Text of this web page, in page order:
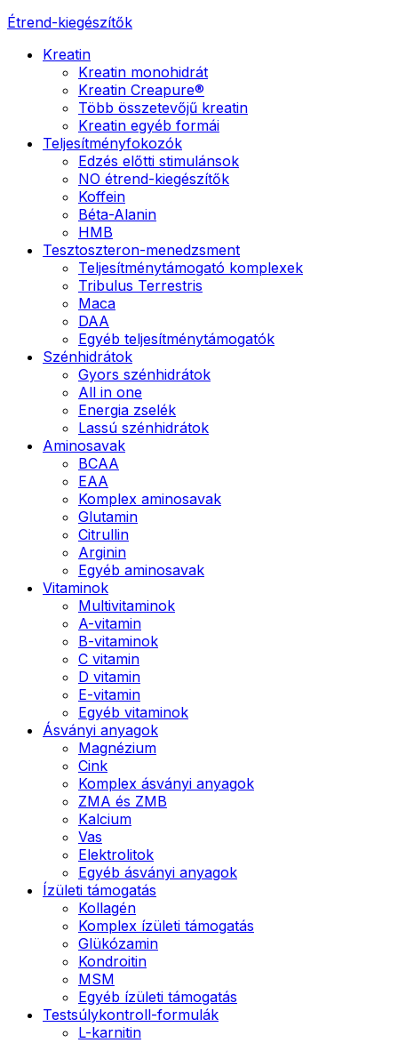
Étrend-kiegészítők
Kreatin
Kreatin monohidrát
Kreatin Creapure®
Több összetevőjű kreatin
Kreatin egyéb formái
Teljesítményfokozók
Edzés előtti stimulánsok
NO étrend-kiegészítők
Koffein
Béta-Alanin
HMB
Tesztoszteron-menedzsment
Teljesítménytámogató komplexek
Tribulus Terrestris
Maca
DAA
Egyéb teljesítménytámogatók
Szénhidrátok
Gyors szénhidrátok
All in one
Energia zselék
Lassú szénhidrátok
Aminosavak
BCAA
EAA
Komplex aminosavak
Glutamin
Citrullin
Arginin
Egyéb aminosavak
Vitaminok
Multivitaminok
A-vitamin
B-vitaminok
C vitamin
D vitamin
E-vitamin
Egyéb vitaminok
Ásványi anyagok
Magnézium
Cink
Komplex ásványi anyagok
ZMA és ZMB
Kalcium
Vas
Elektrolitok
Egyéb ásványi anyagok
Ízületi támogatás
Kollagén
Komplex ízületi támogatás
Glükózamin
Kondroitin
MSM
Egyéb ízületi támogatás
Testsúlykontroll-formulák
L-karnitin